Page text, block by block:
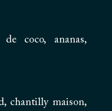
coco, ananas,
chantilly maison,